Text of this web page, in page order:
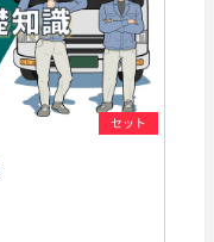
セット